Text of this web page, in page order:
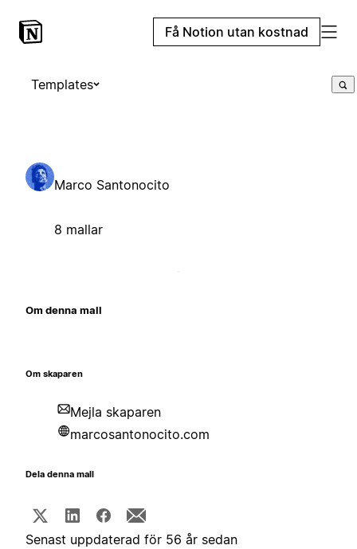
Få Notion utan kostnad
Templates
Marco Santonocito
8 mallar
Om denna mall
Om skaparen
Mejla skaparen
marcosantonocito.com
Dela denna mall
Senast uppdaterad för 56 år sedan